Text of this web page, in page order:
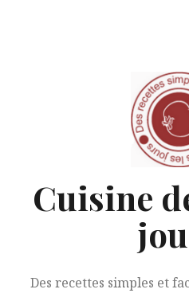
Cuisine
Des recettes simples et